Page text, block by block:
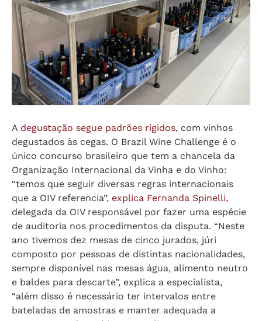
A degustação segue padrões rígidos, com vinhos
degustados às cegas. O Brazil Wine Challenge é o
único concurso brasileiro que tem a chancela da
Organização Internacional da Vinha e do Vinho:
“temos que seguir diversas regras internacionais
que a OIV referencia”, explica Fernanda Spinelli,
delegada da OIV responsável por fazer uma espécie
de auditoria nos procedimentos da disputa. “Neste
ano tivemos dez mesas de cinco jurados, júri
composto por pessoas de distintas nacionalidades,
sempre disponível nas mesas água, alimento neutro
e baldes para descarte”, explica a especialista,
“além disso é necessário ter intervalos entre
bateladas de amostras e manter adequada a